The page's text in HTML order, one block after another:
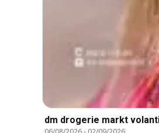
dm drogerie markt